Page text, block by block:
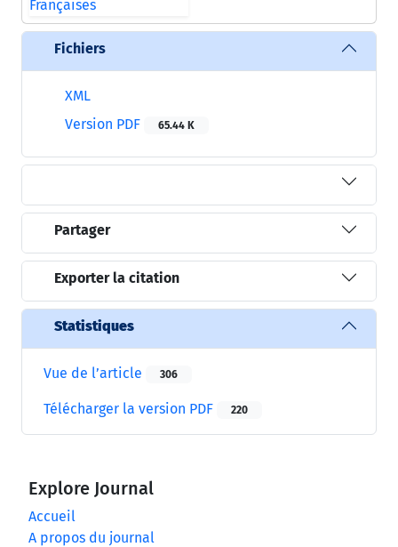
Fichiers
XML
Version PDF
65.44 K
Partager
Exporter la citation
Statistiques
Vue de l’article 306
Télécharger la version PDF 220
Explore Journal
Accueil
A propos du journal